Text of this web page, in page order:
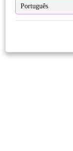
Português